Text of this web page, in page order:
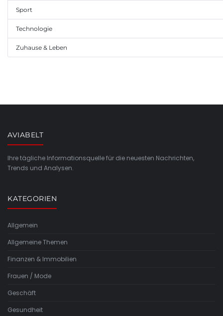
Sport
Technologie
Zuhause & Leben
AVIABELT
Ihre tägliche Informationsquelle für die neuesten Nachrichten,
Trends und Analysen.
KATEGORIEN
Allgemein
Allgemeine Themen
Finanzen & Immobilien
Frauen / Mode
Geschäft
Gesundheit